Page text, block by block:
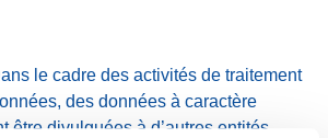
le cadre des activités de traitement
des données à caractère
être divulguées à d’autres entités